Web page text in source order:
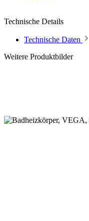
Technische Details
Technische Daten
Weitere Produktbilder